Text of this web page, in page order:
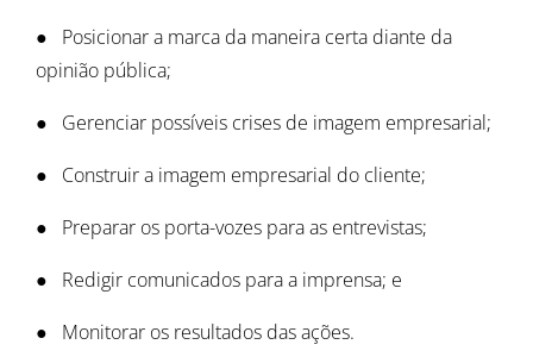
● Posicionar a marca da maneira certa diante da
opinião pública;
● Gerenciar possíveis crises de imagem empresarial;
● Construir a imagem empresarial do cliente;
● Preparar os porta-vozes para as entrevistas;
● Redigir comunicados para a imprensa; e
● Monitorar os resultados das ações.